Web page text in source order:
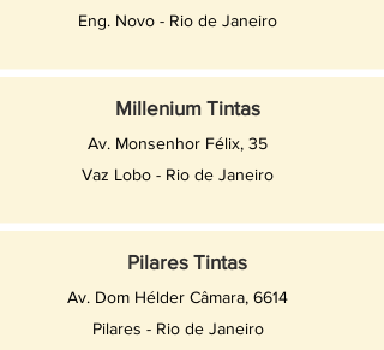
Eng. Novo - Rio de Janeiro
Millenium Tintas
Av. Monsenhor Félix, 35
Vaz Lobo - Rio de Janeiro
Pilares Tintas
Av. Dom Hélder Câmara, 6614
Pilares - Rio de Janeiro